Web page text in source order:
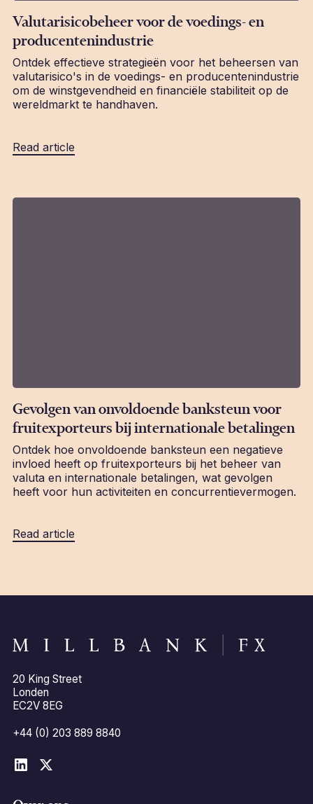
Valutarisicobeheer voor de voedings- en
producentenindustrie
Ontdek effectieve strategieën voor het beheersen van
valutarisico's in de voedings- en producentenindustrie
om de winstgevendheid en financiële stabiliteit op de
wereldmarkt te handhaven.
Read article
Gevolgen van onvoldoende banksteun voor
fruitexporteurs bij internationale betalingen
Ontdek hoe onvoldoende banksteun een negatieve
invloed heeft op fruitexporteurs bij het beheer van
valuta en internationale betalingen, wat gevolgen
heeft voor hun activiteiten en concurrentievermogen.
Read article
20 King Street
Londen
EC2V 8EG
+44 (0) 203 889 8840